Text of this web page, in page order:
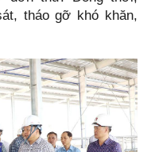
tháo gỡ khó khăn,